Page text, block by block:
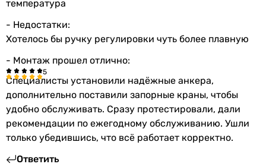
Увидели ошибку в описании или характеристиках?
Сообщите нам об этом!
Сообщить об ошибке
Характеристики, комплектация и фотографии Tesy Simpat
Eco CTV 504415 D07 TRC носят ознакомительный характер и
могут изменяться производителем без уведомления.
Магазин не несет ответственности за изменения,
температура
- Недостатки:
Хотелось бы ручку регулировки чуть более плавную
- Монтаж прошел отлично:
Специалисты установили надёжные анкера,
дополнительно поставили запорные краны, чтобы
удобно обслуживать. Сразу протестировали, дали
рекомендации по ежегодному обслуживанию. Ушли
только убедившись, что всё работает корректно.
Ответить